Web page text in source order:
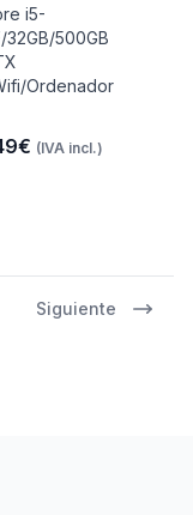
i5-
32GB/500GB
Ordenador
(IVA incl.)
Siguiente